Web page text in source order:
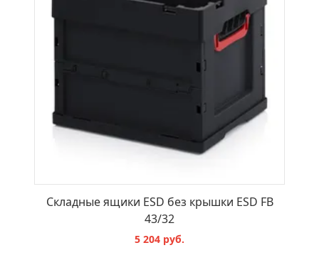
Складные ящики ESD без крышки ESD FB
43/32
5 204 руб.